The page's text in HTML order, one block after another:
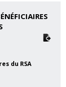
du RSA